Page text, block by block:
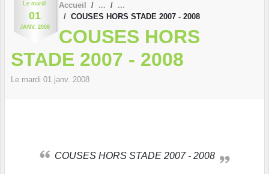
Le mardi
01
JANV. 2008
Accueil
COUSES HORS STADE 2007 - 2008
COUSES HORS
STADE 2007 - 2008
Le mardi 01 janv. 2008
COUSES HORS STADE 2007 - 2008